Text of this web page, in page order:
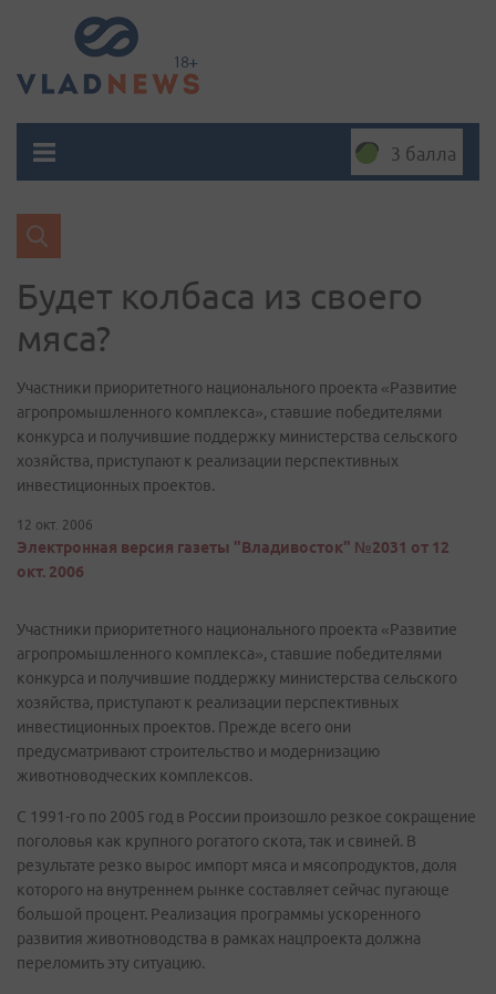
3 балла
Будет колбаса из своего
мяса?
Участники приоритетного национального проекта «Развитие
агропромышленного комплекса», ставшие победителями
конкурса и получившие поддержку министерства сельского
хозяйства, приступают к реализации перспективных
инвестиционных проектов.
12 окт. 2006
Электронная версия газеты "Владивосток" №2031 от 12
окт. 2006
Участники приоритетного национального проекта «Развитие
агропромышленного комплекса», ставшие победителями
конкурса и получившие поддержку министерства сельского
хозяйства, приступают к реализации перспективных
инвестиционных проектов. Прежде всего они
предусматривают строительство и модернизацию
животноводческих комплексов.
С 1991-го по 2005 год в России произошло резкое сокращение
поголовья как крупного рогатого скота, так и свиней. В
результате резко вырос импорт мяса и мясопродуктов, доля
которого на внутреннем рынке составляет сейчас пугающе
большой процент. Реализация программы ускоренного
развития животноводства в рамках нацпроекта должна
переломить эту ситуацию.